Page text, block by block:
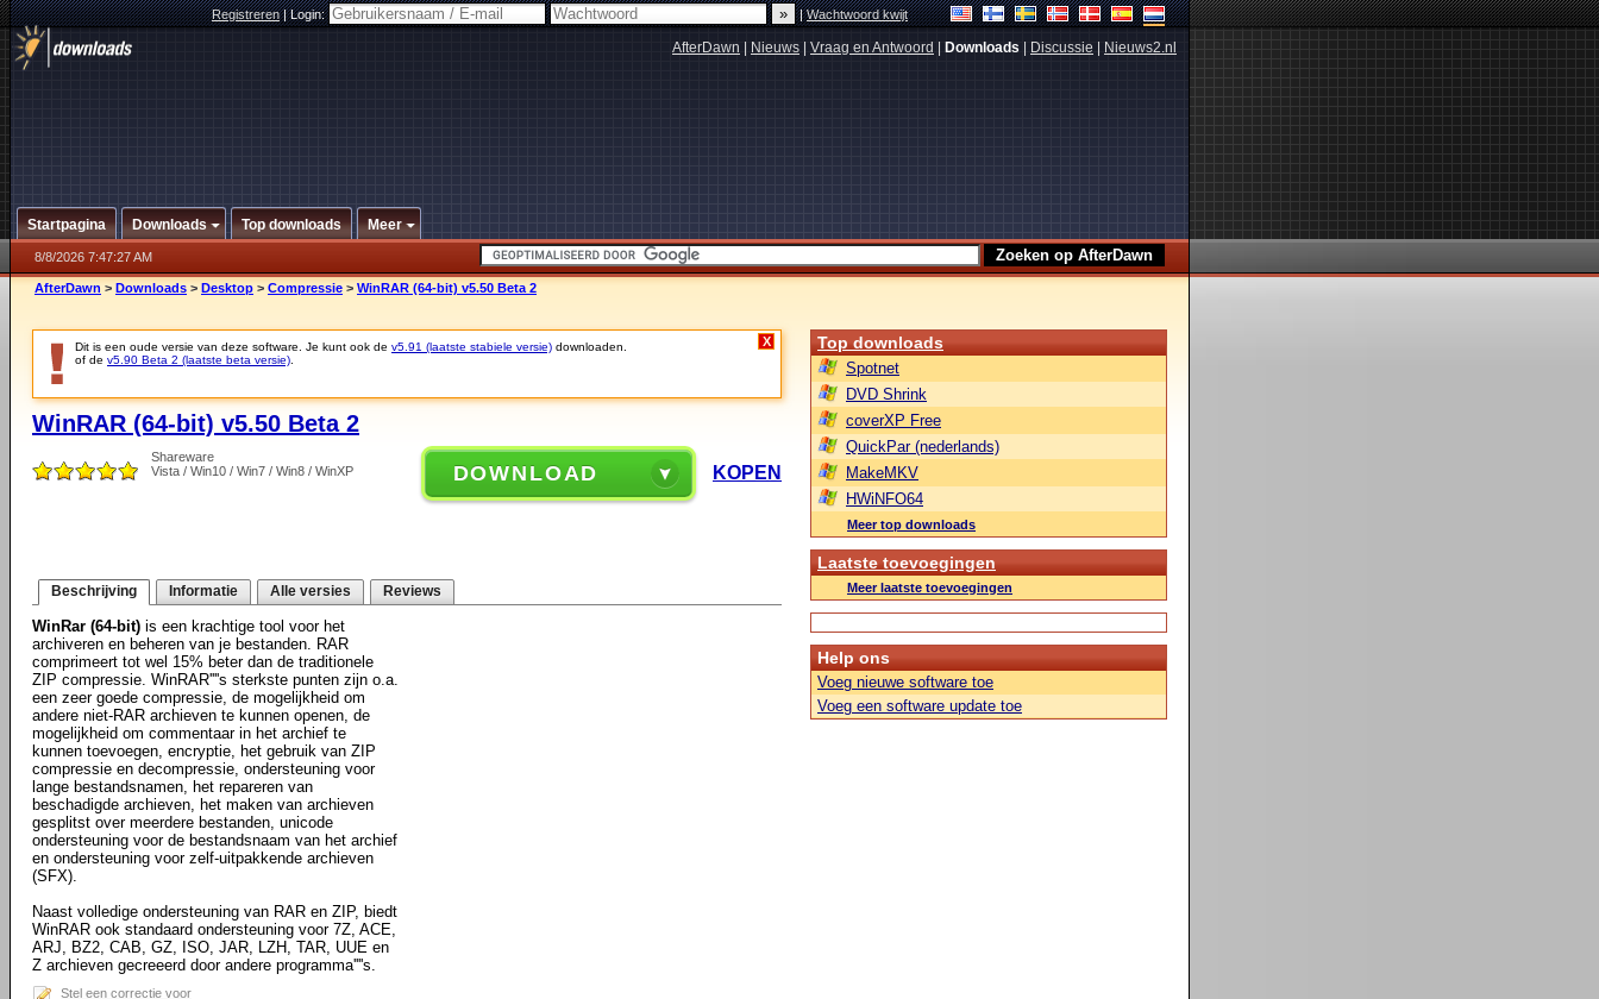
Registreren|Login: |Wachtwoord kwijt
AfterDawn Nieuws Vraag en Antwoord Downloads Discussie Nieuws2.nl
Startpagina Downloads Top downloads Meer
8/8/2026 7:47:27 AM
AfterDawn > Downloads > Desktop > Compressie > WinRAR (64-bit) v5.50 Beta 2
Dit is een oude versie van deze software. Je kunt ook de v5.91 (laatste stabiele versie) downloaden.
of de v5.90 Beta 2 (laatste beta versie)
X
WinRAR (64-bit) v5.50 Beta 2
Shareware
Vista / Win10 / Win7 / Win8 / WinXP
DOWNLOAD KOPEN
Beschrijving Informatie Alle versies Reviews
WinRar (64-bit) is een krachtige tool voor het
archiveren en beheren van je bestanden. RAR
comprimeert tot wel 15% beter dan de traditionele
ZIP compressie. WinRAR''''s sterkste punten zijn o.a.
een zeer goede compressie, de mogelijkheid om
andere niet-RAR archieven te kunnen openen, de
mogelijkheid om commentaar in het archief te
kunnen toevoegen, encryptie, het gebruik van ZIP
compressie en decompressie, ondersteuning voor
lange bestandsnamen, het repareren van
beschadigde archieven, het maken van archieven
gesplitst over meerdere bestanden, unicode
ondersteuning voor de bestandsnaam van het archief
en ondersteuning voor zelf-uitpakkende archieven
(SFX).
Naast volledige ondersteuning van RAR en ZIP, biedt
WinRAR ook standaard ondersteuning voor 7Z, ACE,
ARJ, BZ2, CAB, GZ, ISO, JAR, LZH, TAR, UUE en
Z archieven gecreeerd door andere programma''''s.
Stel een correctie voor
Top downloads
Spotnet
DVD Shrink
coverXP Free
QuickPar (nederlands)
MakeMKV
HWiNFO64
Meer top downloads
Laatste toevoegingen
Meer laatste toevoegingen
Help ons
Voeg nieuwe software toe
Voeg een software update toe